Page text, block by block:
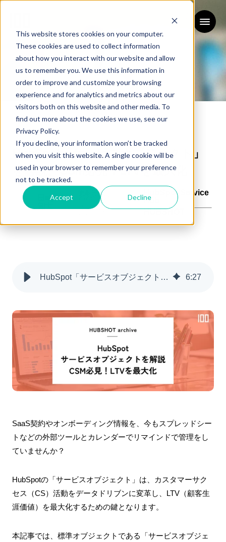
This website stores cookies on your computer.
These cookies are used to collect information
about how you interact with our website and allow
us to remember you. We use this information in
order to improve and customize your browsing
experience and for analytics and metrics about our
visitors both on this website and other media. To
find out more about the cookies we use, see our
Privacy Policy.
If you decline, your information won’t be tracked
when you visit this website. A single cookie will be
used in your browser to remember your preference
not to be tracked.
Accept Decline
ブログ
BLOG
HubSpot「サービスオブジェクト」
を解説。CSM必見！LTVを最大化
田嶋
更新日：
2025/11/04
公開日：
HubSpot Service
Hub
HUBSHOT
HubSpot「サービスオブジェクト」を解説。CSM必見！LTVを最大化 6:27
SaaS契約やオンボーディング情報を、今もスプレッドシー
トなどの外部ツールとカレンダーでリマインドで管理をし
ていませんか？
HubSpotの「サービスオブジェクト」は、カスタマーサク
セス（CS）活動をデータドリブンに変革し、LTV（顧客生
涯価値）を最大化するための鍵となります。
本記事では、標準オブジェクトである「サービスオブジェ